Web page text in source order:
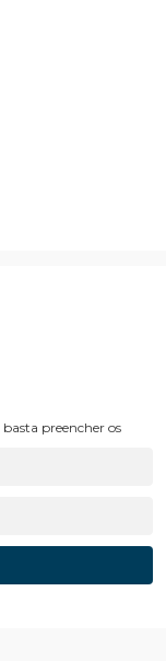
preencher os